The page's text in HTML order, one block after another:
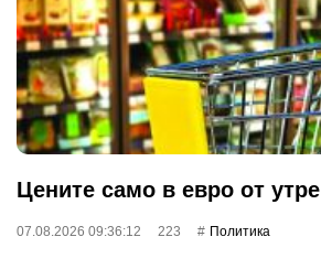
Цените само в евро от утре
07.08.2026 09:36:12 223 Политика